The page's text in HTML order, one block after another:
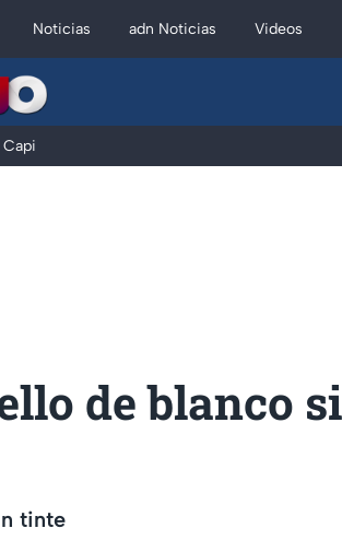
Noticias adn Noticias Videos
Capi
de blanco
tinte